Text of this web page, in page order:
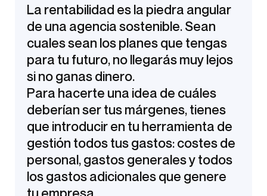
La rentabilidad es la piedra angular
de una agencia sostenible. Sean
cuales sean los planes que tengas
para tu futuro, no llegarás muy lejos
si no ganas dinero.
Para hacerte una idea de cuáles
deberían ser tus márgenes, tienes
que introducir en tu herramienta de
gestión todos tus gastos: costes de
personal, gastos generales y todos
los gastos adicionales que genere